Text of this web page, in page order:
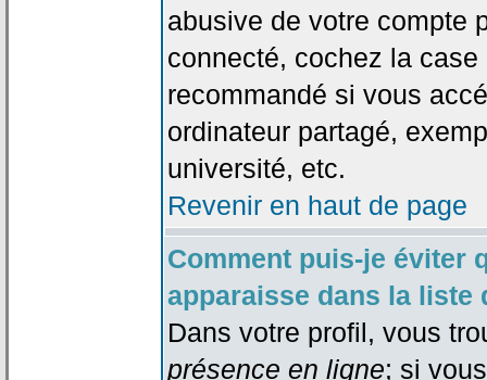
abusive de votre compte
connecté, cochez la
recommandé si vous
ordinateur partagé,
université, etc.
Revenir en haut de page
Comment puis-je éviter
apparaisse dans la liste
Dans votre profil, vous
présence en ligne; si